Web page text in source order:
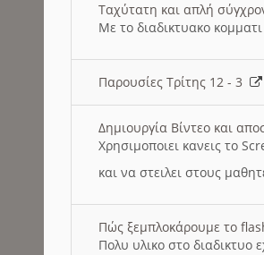
Ταχύτατη και απλή
Με το διαδικτυακο
Παρουσίες Τρίτης 12 - 3
Δημιουργία Βίντεο και
Χρησιμοποιει κανεις το
και να στειλει στους
Πώς ξεμπλοκάρουμε το
Πολυ υλικο στο διαδικτυο